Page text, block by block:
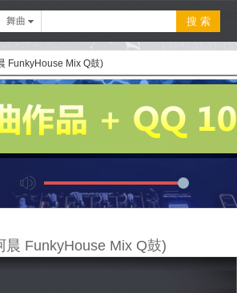
舞曲
FunkyHouse Mix Q鼓)
晨 FunkyHouse Mix Q鼓)